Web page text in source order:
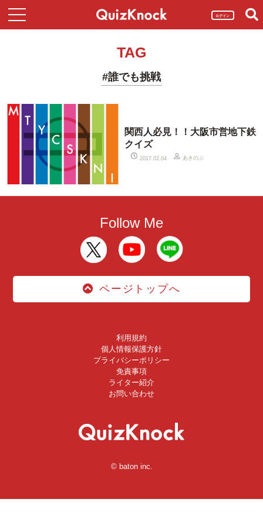
ログイン
TAG
#誰でも挑戦
関西人必見！！大阪市営地下鉄
クイズ
2017.02.04 あきのぶ
Follow Me
ページトップへ
利用規約
個人情報保護方針
プライバシーポリシー
免責事項
ライター紹介
お問い合わせ
© baton inc.